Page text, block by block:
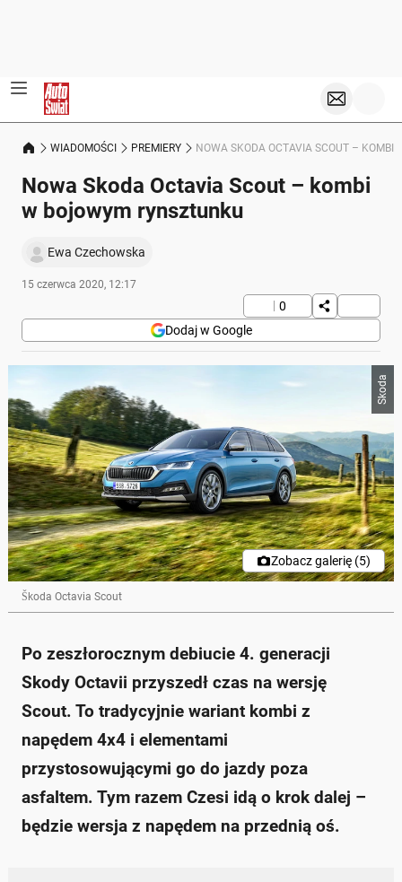
WIADOMOŚCI PREMIERY NOWA SKODA OCTAVIA SCOUT – KOMBI
Nowa Skoda Octavia Scout – kombi
w bojowym rynsztunku
Ewa Czechowska
15 czerwca 2020, 12:17
0
Dodaj w Google
Skoda
Zobacz galerię (5)
Škoda Octavia Scout
Po zeszłorocznym debiucie 4. generacji
Skody Octavii przyszedł czas na wersję
Scout. To tradycyjnie wariant kombi z
napędem 4x4 i elementami
przystosowującymi go do jazdy poza
asfaltem. Tym razem Czesi idą o krok dalej –
będzie wersja z napędem na przednią oś.